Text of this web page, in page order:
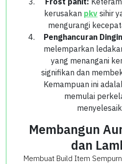
kerusakan pkv sihir
mengurangi
Penghancuran
melemparkan
yang menangani
signifikan dan
Kemampuan ini
memulai
Membangun
dan
Membuat Build Item